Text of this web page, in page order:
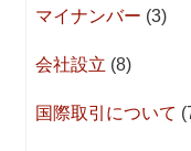
マイナンバー (3)
会社設立 (8)
国際取引について